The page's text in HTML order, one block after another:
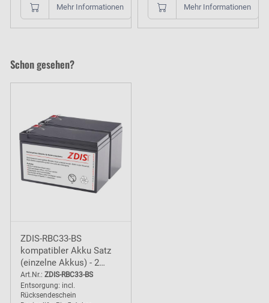
Mehr Informationen Mehr Informationen
Schon gesehen?
ZDIS-RBC33-BS
kompatibler Akku Satz
(einzelne Akkus) - 2
Jahre Garantie
Art.Nr.: ZDIS-RBC33-BS
Entsorgung: incl.
Rücksendeschein